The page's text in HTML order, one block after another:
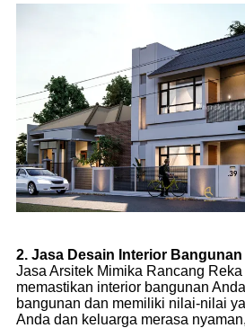
2. Jasa Desain Interior Bangunan
Jasa Arsitek Mimika Rancang
memastikan interior bangunan
bangunan dan memiliki nilai-nilai
Anda dan keluarga merasa